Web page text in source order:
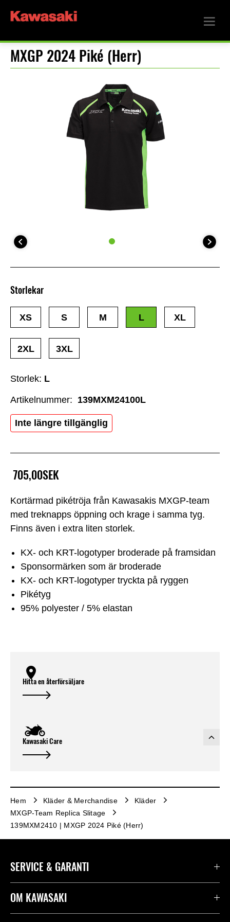
MXGP 2024 Piké (Herr)
Kortärmad pikétröja från Kawasakis MXGP-team
med treknapps öppning och krage i samma tyg.
Finns även i extra liten storlek.
KX- och KRT-logotyper broderade på framsidan
Sponsormärken som är broderade
KX- och KRT-logotyper tryckta på ryggen
Pikétyg
95% polyester / 5% elastan
705,00SEK
Storlek: L
Inte längre tillgänglig
Storlekar
XS S M L XL
2XL 3XL
Artikelnummer: 139MXM24100L
Hitta en återförsäljare
Kawasaki Care
Hem Kläder & Merchandise
Kläder
MXGP-Team Replica Slitage
139MXM2410 | MXGP 2024 Piké (Herr)
SERVICE & GARANTI
Kontakta oss
OM KAWASAKI